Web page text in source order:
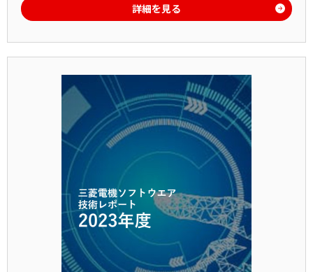
詳細を見る